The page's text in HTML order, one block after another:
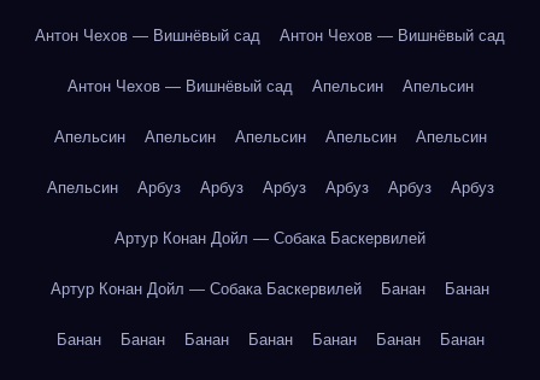
Антон Чехов — Вишнёвый сад Антон Чехов — Вишнёвый сад
Антон Чехов — Вишнёвый сад Апельсин Апельсин
Апельсин Апельсин Апельсин Апельсин Апельсин
Апельсин Арбуз Арбуз Арбуз Арбуз Арбуз Арбуз
Артур Конан Дойл — Собака Баскервилей
Артур Конан Дойл — Собака Баскервилей Банан Банан
Банан Банан Банан Банан Банан Банан Банан